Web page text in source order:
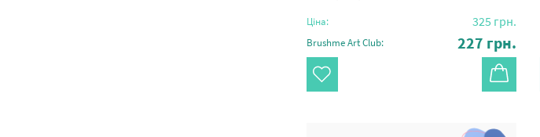
Ціна: 325 грн.
Brushme Art Club: 227 грн.